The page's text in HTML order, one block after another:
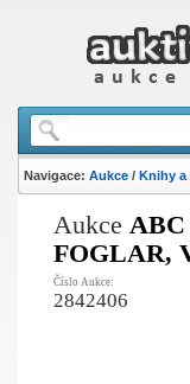
Navigace: Aukce/ Knihy a
Aukce ABC
FOGLAR,
Číslo Aukce:
2842406